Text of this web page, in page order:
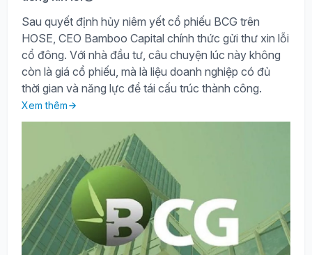
Sau quyết định hủy niêm yết cổ phiếu BCG trên
HOSE, CEO Bamboo Capital chính thức gửi thư xin lỗi
cổ đông. Với nhà đầu tư, câu chuyện lúc này không
còn là giá cổ phiếu, mà là liệu doanh nghiệp có đủ
thời gian và năng lực để tái cấu trúc thành công.
Xem thêm